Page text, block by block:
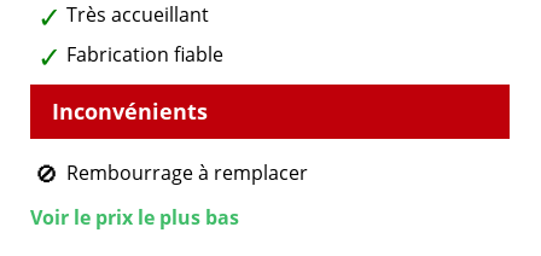
Très accueillant
Fabrication fiable
Rembourrage à remplacer
Voir le prix le plus bas